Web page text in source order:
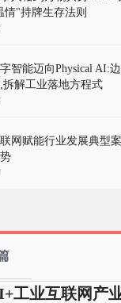
情"持牌生存法则
智能迈向Physical AI:
拆解工业落地方程式
网赋能行业发展典型
工业互联网产